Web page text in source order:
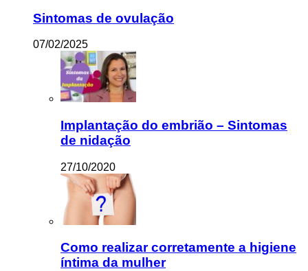
Sintomas de ovulação
07/02/2025
Implantação do embrião – Sintomas
de nidação
27/10/2020
Como realizar corretamente a higiene
íntima da mulher